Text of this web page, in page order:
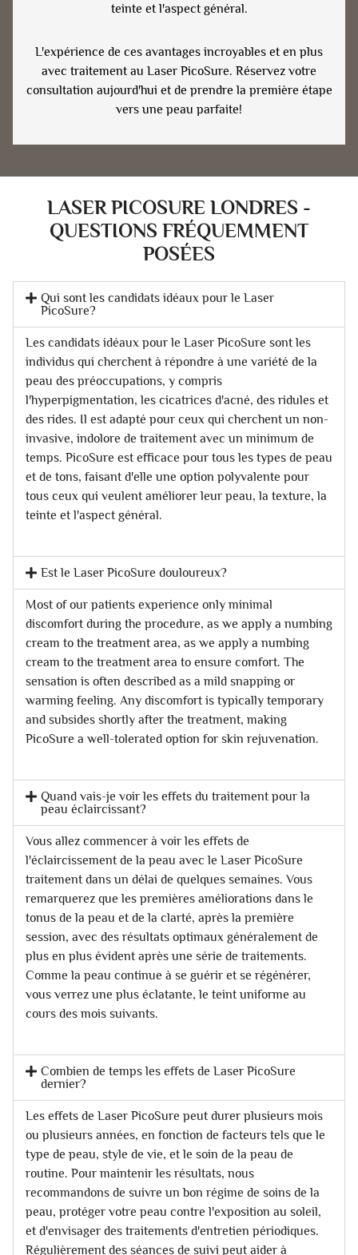
teinte et l'aspect général.
L'expérience de ces avantages incroyables et en plus
avec traitement au Laser PicoSure. Réservez votre
consultation aujourd'hui et de prendre la première étape
vers une peau parfaite!
LASER PICOSURE LONDRES -
QUESTIONS FRÉQUEMMENT
POSÉES
Qui sont les candidats idéaux pour le Laser
PicoSure?
Les candidats idéaux pour le Laser PicoSure sont les
individus qui cherchent à répondre à une variété de la
peau des préoccupations, y compris
l'hyperpigmentation, les cicatrices d'acné, des ridules et
des rides. Il est adapté pour ceux qui cherchent un non-
invasive, indolore de traitement avec un minimum de
temps. PicoSure est efficace pour tous les types de peau
et de tons, faisant d'elle une option polyvalente pour
tous ceux qui veulent améliorer leur peau, la texture, la
teinte et l'aspect général.
Est le Laser PicoSure douloureux?
Most of our patients experience only minimal
discomfort during the procedure, as we apply a numbing
cream to the treatment area, as we apply a numbing
cream to the treatment area to ensure comfort. The
sensation is often described as a mild snapping or
warming feeling. Any discomfort is typically temporary
and subsides shortly after the treatment, making
PicoSure a well-tolerated option for skin rejuvenation.
Quand vais-je voir les effets du traitement pour la
peau éclaircissant?
Vous allez commencer à voir les effets de
l'éclaircissement de la peau avec le Laser PicoSure
traitement dans un délai de quelques semaines. Vous
remarquerez que les premières améliorations dans le
tonus de la peau et de la clarté, après la première
session, avec des résultats optimaux généralement de
plus en plus évident après une série de traitements.
Comme la peau continue à se guérir et se régénérer,
vous verrez une plus éclatante, le teint uniforme au
cours des mois suivants.
Combien de temps les effets de Laser PicoSure
dernier?
Les effets de Laser PicoSure peut durer plusieurs mois
ou plusieurs années, en fonction de facteurs tels que le
type de peau, style de vie, et le soin de la peau de
routine. Pour maintenir les résultats, nous
recommandons de suivre un bon régime de soins de la
peau, protéger votre peau contre l'exposition au soleil,
et d'envisager des traitements d'entretien périodiques.
Régulièrement des séances de suivi peut aider à